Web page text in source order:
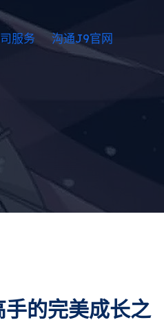
服务 沟通J9官网
手的完美成长之